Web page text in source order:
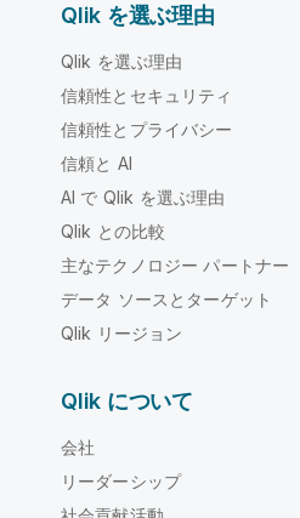
Qlik を選ぶ理由
Qlik を選ぶ理由
信頼性とセキュリティ
信頼性とプライバシー
信頼と AI
AI で Qlik を選ぶ理由
Qlik との比較
主なテクノロジー パートナー
データ ソースとターゲット
Qlik リージョン
Qlik について
会社
リーダーシップ